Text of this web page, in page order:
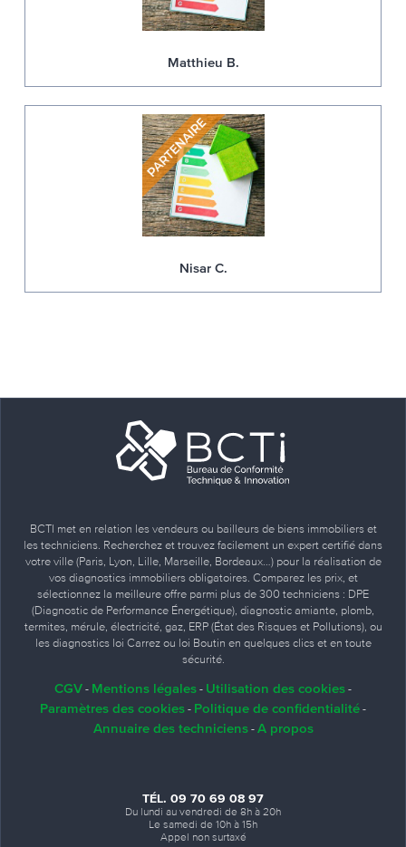
Matthieu B.
Nisar C.
BCTI met en relation les vendeurs ou bailleurs de biens immobiliers et
les techniciens. Recherchez et trouvez facilement un expert certifié dans
votre ville (Paris, Lyon, Lille, Marseille, Bordeaux…) pour la réalisation de
vos diagnostics immobiliers obligatoires. Comparez les prix, et
sélectionnez la meilleure offre parmi plus de 300 techniciens : DPE
(Diagnostic de Performance Énergétique), diagnostic amiante, plomb,
termites, mérule, électricité, gaz, ERP (État des Risques et Pollutions), ou
les diagnostics loi Carrez ou loi Boutin en quelques clics et en toute
sécurité.
CGV - Mentions légales - Utilisation des cookies -
Paramètres des cookies - Politique de confidentialité -
Annuaire des techniciens- A propos
TÉL. 09 70 69 08 97
Du lundi au vendredi de 8h à 20h
Le samedi de 10h à 15h
Appel non surtaxé